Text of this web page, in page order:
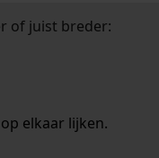
of juist breder:
elkaar lijken.